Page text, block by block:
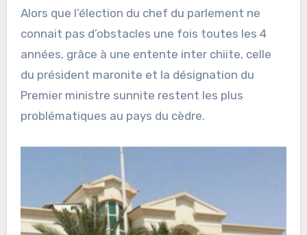
Alors que l’élection du chef du parlement ne
connait pas d’obstacles une fois toutes les 4
années, grâce à une entente inter chiite, celle
du président maronite et la désignation du
Premier ministre sunnite restent les plus
problématiques au pays du cèdre.